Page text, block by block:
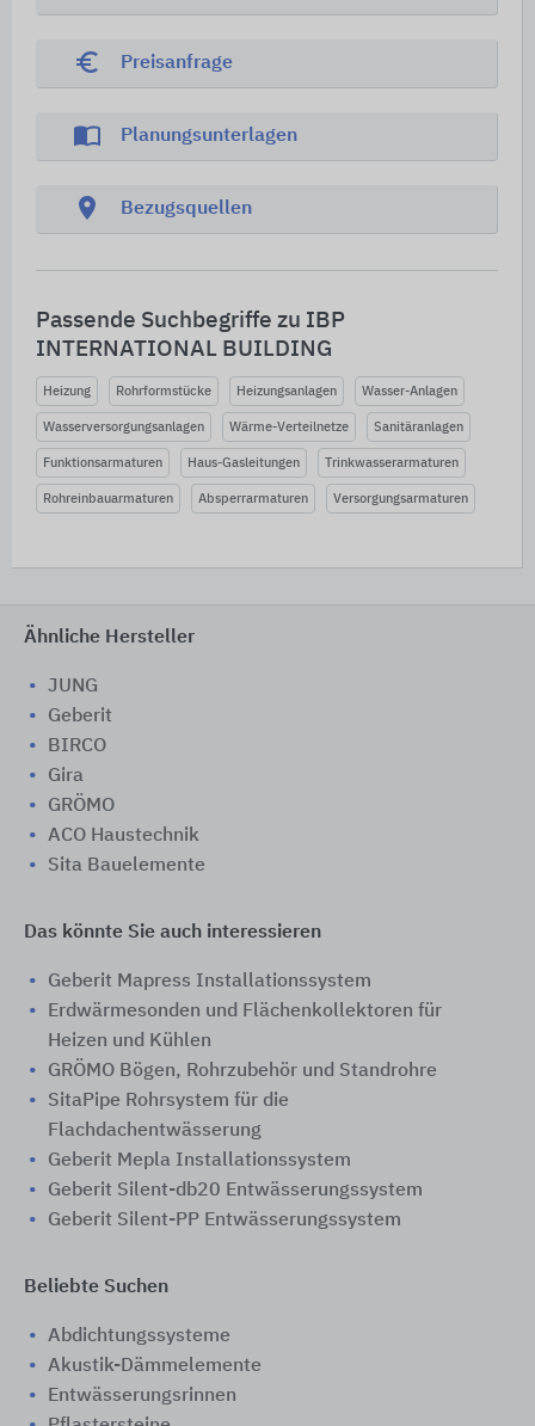
euro_symbol Preisanfrage
import_contacts Planungsunterlagen
location_on Bezugsquellen
Passende Suchbegriffe zu IBP
INTERNATIONAL BUILDING
Heizung Rohrformstücke Heizungsanlagen Wasser-Anlagen
Wasserversorgungsanlagen Wärme-Verteilnetze Sanitäranlagen
Funktionsarmaturen Haus-Gasleitungen Trinkwasserarmaturen
Rohreinbauarmaturen Absperrarmaturen Versorgungsarmaturen
Ähnliche Hersteller
JUNG
Geberit
BIRCO
Gira
GRÖMO
ACO Haustechnik
Sita Bauelemente
Das könnte Sie auch interessieren
Geberit Mapress Installationssystem
Erdwärmesonden und Flächenkollektoren für
Heizen und Kühlen
GRÖMO Bögen, Rohrzubehör und Standrohre
SitaPipe Rohrsystem für die
Flachdachentwässerung
Geberit Mepla Installationssystem
Geberit Silent-db20 Entwässerungssystem
Geberit Silent-PP Entwässerungssystem
Beliebte Suchen
Abdichtungssysteme
Akustik-Dämmelemente
Entwässerungsrinnen